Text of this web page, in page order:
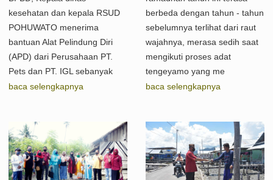
kesehatan dan kepala RSUD
POHUWATO menerima
bantuan Alat Pelindung Diri
(APD) dari Perusahaan PT.
Pets dan PT. IGL sebanyak
baca selengkapnya
berbeda dengan tahun - tahun
sebelumnya terlihat dari raut
wajahnya, merasa sedih saat
mengikuti proses adat
tengeyamo yang me
baca selengkapnya